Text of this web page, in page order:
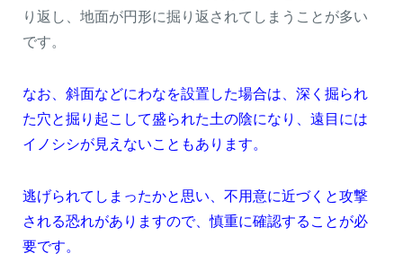
り返し、地面が円形に掘り返されてしまうことが多い
です。
なお、斜面などにわなを設置した場合は、深く掘られ
た穴と掘り起こして盛られた土の陰になり、遠目には
イノシシが見えないこともあります。
逃げられてしまったかと思い、不用意に近づくと攻撃
される恐れがありますので、慎重に確認することが必
要です。